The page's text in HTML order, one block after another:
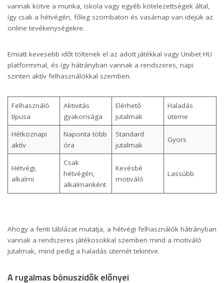
vannak kötve a munka, iskola vagy egyéb kötelezettségek által,
így csak a hétvégén, főleg szombaton és vasárnap van idejük az
online tevékenységekre.
Emiatt kevesebb időt töltenek el az adott játékkal vagy Unibet HU
platformmal, és így hátrányban vannak a rendszeres, napi
szinten aktív felhasználókkal szemben.
Felhasználó
típusa
Aktivitás
gyakorisága
Elérhető
jutalmak
Haladás
üteme
Hétköznapi
aktív
Naponta több
óra
Standard
jutalmak
Gyors
Hétvégi,
alkalmi
Csak
hétvégén,
alkalmanként
Kevésbé
motiváló
Lassúbb
Ahogy a fenti táblázat mutatja, a hétvégi felhasználók hátrányban
vannak a rendszeres játékosokkal szemben mind a motiváló
jutalmak, mind pedig a haladás ütemét tekintve.
A rugalmas bónuszidők előnyei